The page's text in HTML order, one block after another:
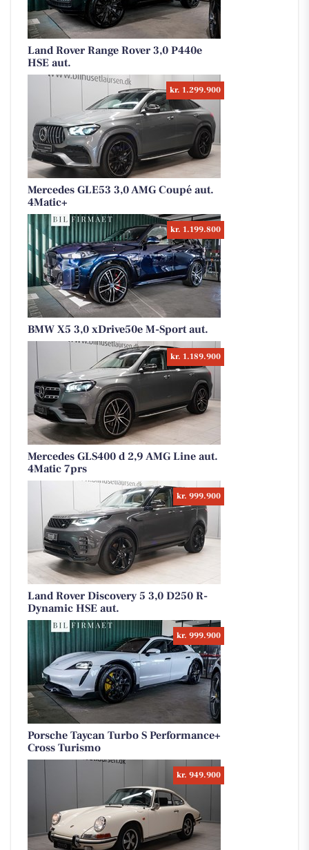
Land Rover Range Rover 3,0 P440e
HSE aut.
kr. 1.299.900
Mercedes GLE53 3,0 AMG Coupé aut.
4Matic+
kr. 1.199.800
BMW X5 3,0 xDrive50e M-Sport aut.
kr. 1.189.900
Mercedes GLS400 d 2,9 AMG Line aut.
4Matic 7prs
kr. 999.900
Land Rover Discovery 5 3,0 D250 R-
Dynamic HSE aut.
kr. 999.900
Porsche Taycan Turbo S Performance+
Cross Turismo
kr. 949.900